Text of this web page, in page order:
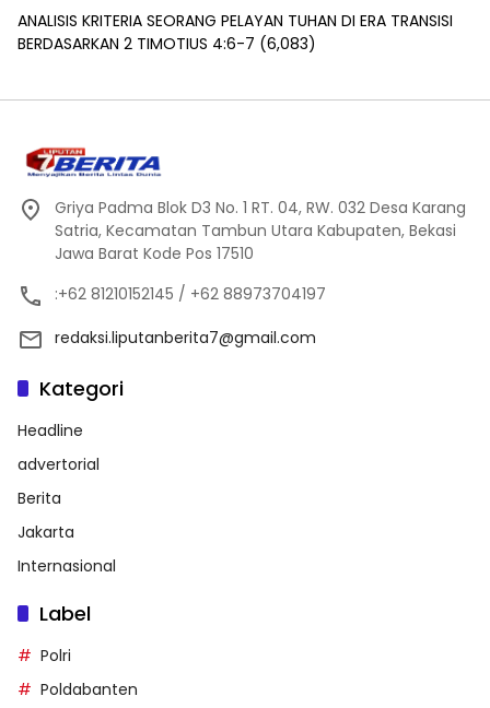
ANALISIS KRITERIA SEORANG PELAYAN TUHAN DI ERA TRANSISI
BERDASARKAN 2 TIMOTIUS 4:6-7 (6,083)
Griya Padma Blok D3 No. 1 RT. 04, RW. 032 Desa Karang
Satria, Kecamatan Tambun Utara Kabupaten, Bekasi
Jawa Barat Kode Pos 17510
:+62 81210152145 / +62 88973704197
redaksi.liputanberita7@gmail.com
Kategori
Headline
advertorial
Berita
Jakarta
Internasional
Label
Polri
Poldabanten